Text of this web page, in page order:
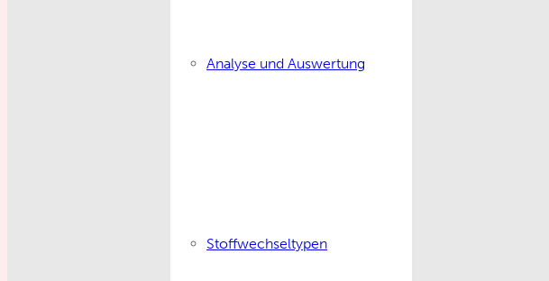
Analyse und Auswertung
Stoffwechseltypen